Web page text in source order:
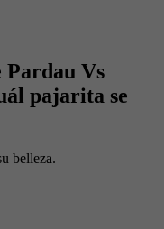
Pardau Vs
pajarita se
belleza.